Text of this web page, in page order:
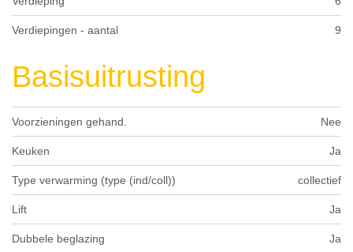
Verdiepingen - aantal 9
Basisuitrusting
Voorzieningen gehand. Nee
Keuken Ja
Type verwarming (type (ind/coll)) collectief
Lift Ja
Dubbele beglazing Ja